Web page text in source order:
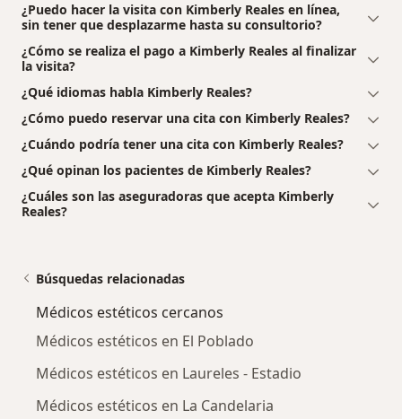
¿Puedo hacer la visita con Kimberly Reales en línea,
sin tener que desplazarme hasta su consultorio?
¿Cómo se realiza el pago a Kimberly Reales al finalizar
la visita?
¿Qué idiomas habla Kimberly Reales?
¿Cómo puedo reservar una cita con Kimberly Reales?
¿Cuándo podría tener una cita con Kimberly Reales?
¿Qué opinan los pacientes de Kimberly Reales?
¿Cuáles son las aseguradoras que acepta Kimberly
Reales?
Búsquedas relacionadas
Médicos estéticos cercanos
Médicos estéticos en El Poblado
Médicos estéticos en Laureles - Estadio
Médicos estéticos en La Candelaria